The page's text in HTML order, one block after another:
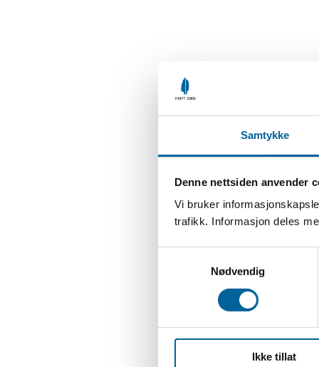
Samtykke
Denne nettsiden anvender
Vi bruker
trafikk. Informasjon deles
Nødvendig
Ikke tillat